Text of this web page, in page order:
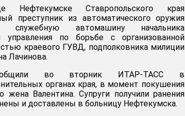
Нефтекумске Ставропольского края
преступник из автоматического оружия
служебную автомашину начальника
управления по борьбе с организованной
краевого ГУВД, подполковника милиции
Лачинова.
во вторник ИТАР-ТАСС в
органах края, в момент покушения
Валентина. Супруги получили ранения
и доставлены в больницу Нефтекумска.